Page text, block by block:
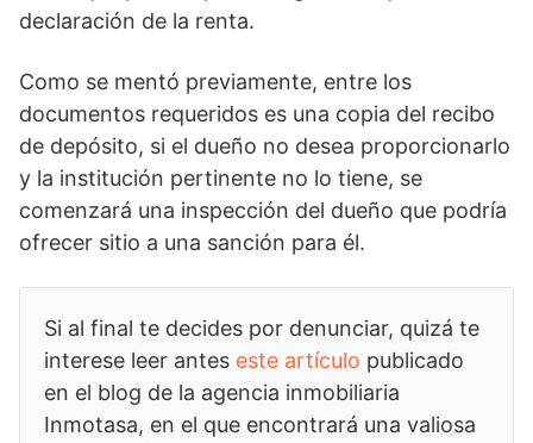
declaración de la renta.
Como se mentó previamente, entre los
documentos requeridos es una copia del recibo
de depósito, si el dueño no desea proporcionarlo
y la institución pertinente no lo tiene, se
comenzará una inspección del dueño que podría
ofrecer sitio a una sanción para él.
Si al final te decides por denunciar, quizá te
interese leer antes este artículo publicado
en el blog de la agencia inmobiliaria
Inmotasa, en el que encontrará una valiosa